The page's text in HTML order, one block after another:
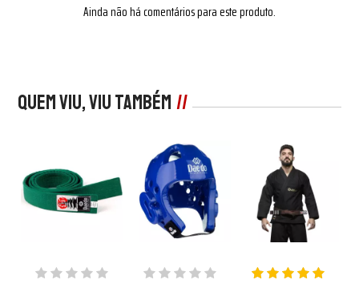
Ainda não há comentários para este produto.
Quem viu, viu também